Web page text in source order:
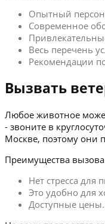
Опытный
Современное
Весь перечень
Рекомендации
Вызвать
Любое животное
- звоните в
Москве, поэтому они
Преимущества
Нет стресса
Это удобно для
Доступные